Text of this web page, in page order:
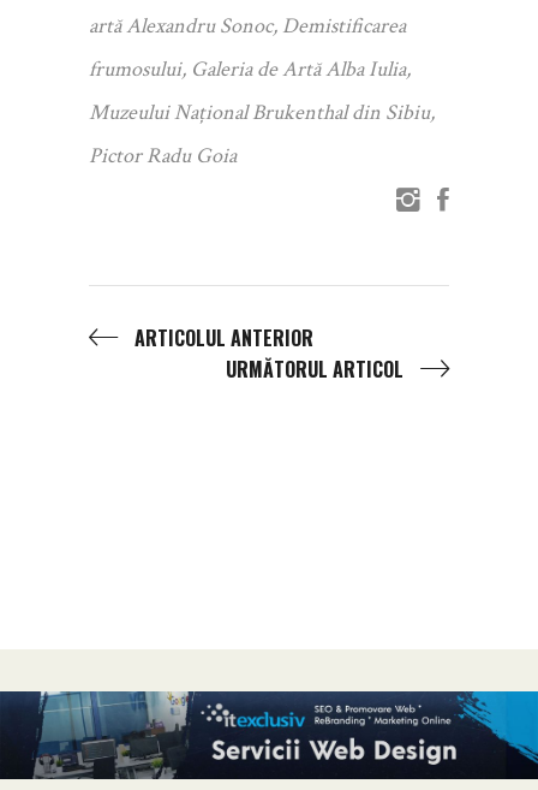
artă Alexandru Sonoc, Demistificarea
frumosului, Galeria de Artă Alba Iulia,
Muzeului Național Brukenthal din Sibiu,
Pictor Radu Goia
ARTICOLUL ANTERIOR
URMĂTORUL ARTICOL